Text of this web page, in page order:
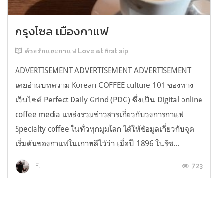
กรุงโซล เมืองกาแฟ
ด้วยรักและกาแฟ Love at first sip
ADVERTISEMENT ADVERTISEMENT ADVERTISEMENT
เคยอ่านบทความ Korean COFFEE culture 101 ของทาง
เว็บไซต์ Perfect Daily Grind (PDG) ซึ่งเป็น Digital online
coffee media แหล่งรวมข่าวสารเกี่ยวกับวงการกาแฟ
Specialty coffee ในทั่วทุกมุมโลก ได้ให้ข้อมูลเกี่ยวกับจุด
เริ่มต้นของกาแฟในเกาหลีไว้ว่า เมื่อปี 1896 ในรัช...
F. 723